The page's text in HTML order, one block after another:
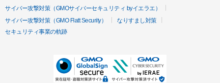
サイバー攻撃対策（GMOサイバーセキュリティ byイエラエ）
サイバー攻撃対策（GMO Flatt Security）
なりすまし対策
セキュリティ事業の軌跡